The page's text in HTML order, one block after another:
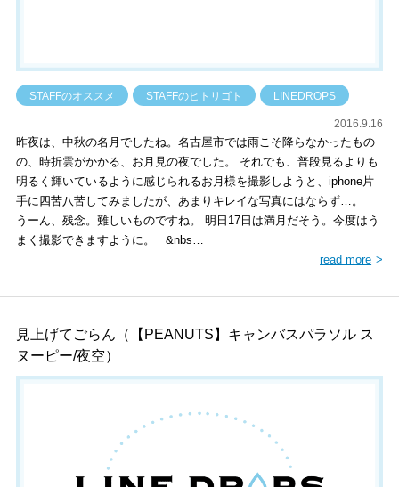
STAFFのオススメ STAFFのヒトリゴト LINEDROPS
2016.9.16
昨夜は、中秋の名月でしたね。名古屋市では雨こそ降らなかったもの
の、時折雲がかかる、お月見の夜でした。 それでも、普段見るよりも
明るく輝いているように感じられるお月様を撮影しようと、iphone片
手に四苦八苦してみましたが、あまりキレイな写真にはならず…。
うーん、残念。難しいものですね。 明日17日は満月だそう。今度はう
まく撮影できますように。 &nbs…
read more
見上げてごらん（【PEANUTS】キャンバスパラソル ス
ヌーピー/夜空）